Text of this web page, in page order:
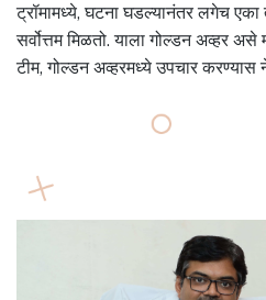
ट्रॉमामध्ये, घटना घडल्यानंतर लगेच एका
सर्वोत्तम मिळतो. याला गोल्डन अव्हर
टीम, गोल्डन अव्हरमध्ये उपचार करण्यास